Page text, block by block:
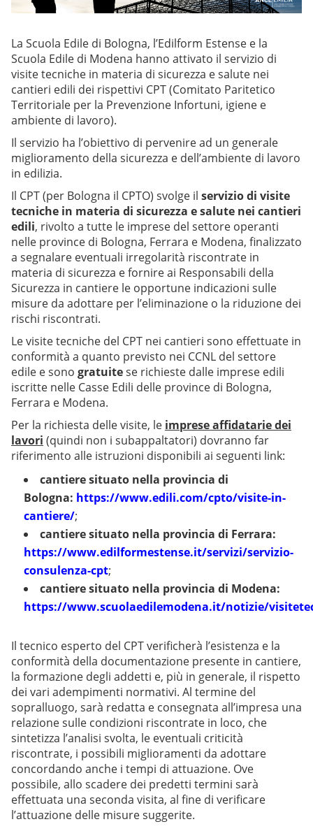
La Scuola Edile di Bologna, l’Edilform Estense e la
Scuola Edile di Modena hanno attivato il servizio di
visite tecniche in materia di sicurezza e salute nei
cantieri edili dei rispettivi CPT (Comitato Paritetico
Territoriale per la Prevenzione Infortuni, igiene e
ambiente di lavoro).
Il servizio ha l’obiettivo di pervenire ad un generale
miglioramento della sicurezza e dell’ambiente di lavoro
in edilizia.
Il CPT (per Bologna il CPTO) svolge il servizio di visite
tecniche in materia di sicurezza e salute nei cantieri
edili, rivolto a tutte le imprese del settore operanti
nelle province di Bologna, Ferrara e Modena, finalizzato
a segnalare eventuali irregolarità riscontrate in
materia di sicurezza e fornire ai Responsabili della
Sicurezza in cantiere le opportune indicazioni sulle
misure da adottare per l’eliminazione o la riduzione dei
rischi riscontrati.
Le visite tecniche del CPT nei cantieri sono effettuate in
conformità a quanto previsto nei CCNL del settore
edile e sono gratuitese richieste dalle imprese edili
iscritte nelle Casse Edili delle province di Bologna,
Ferrara e Modena.
Per la richiesta delle visite, le imprese affidatarie dei
lavori (quindi non i subappaltatori) dovranno far
riferimento alle istruzioni disponibili ai seguenti link:
cantiere situato nella provincia di
Bologna: https://www.edili.com/cpto/visite-in-
cantiere/;
cantiere situato nella provincia di Ferrara:
https://www.edilformestense.it/servizi/servizio-
consulenza-cpt;
cantiere situato nella provincia di Modena:
https://www.scuolaedilemodena.it/notizie/
Il tecnico esperto del CPT verificherà l’esistenza e la
conformità della documentazione presente in cantiere,
la formazione degli addetti e, più in generale, il rispetto
dei vari adempimenti normativi. Al termine del
sopralluogo, sarà redatta e consegnata all’impresa una
relazione sulle condizioni riscontrate in loco, che
sintetizza l’analisi svolta, le eventuali criticità
riscontrate, i possibili miglioramenti da adottare
concordando anche i tempi di attuazione. Ove
possibile, allo scadere dei predetti termini sarà
effettuata una seconda visita, al fine di verificare
l’attuazione delle misure suggerite.